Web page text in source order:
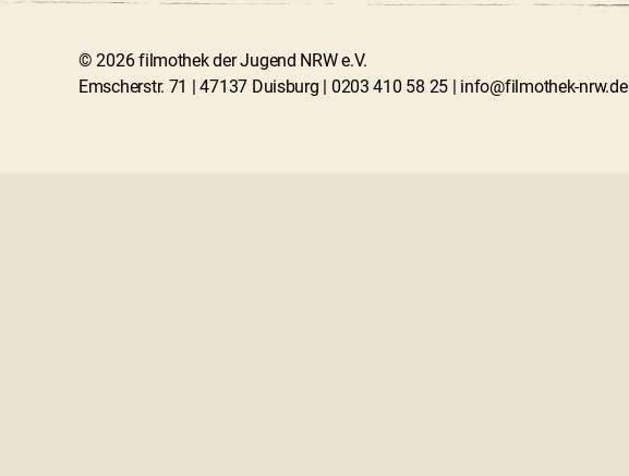
© 2026 filmothek der Jugend NRW e.V.
Emscherstr. 71 | 47137 Duisburg | 0203 410 58 25 | info@filmothek-nrw.de